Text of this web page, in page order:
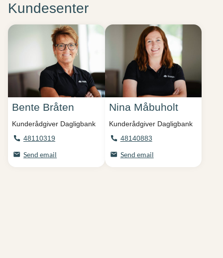
Kundesenter
Bente Bråten
Kunderådgiver Dagligbank
48110319
Send email
Nina Måbuholt
Kunderådgiver Dagligbank
48140883
Send email